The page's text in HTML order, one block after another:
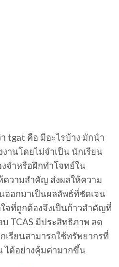
tgat คือ มีอะไรบ้าง มักนำ
งานโดยไม่จำเป็น นักเรียน
จำหรือฝึกทำโจทย์ใน
วามสำคัญ ส่งผลให้ความ
ออกมาเป็นผลลัพธ์ที่ชัดเจน
จที่ถูกต้องจึงเป็นก้าวสำคัญที่
TCAS มีประสิทธิภาพ ลด
เรียนสามารถใช้ทรัพยากรที่
ได้อย่างคุ้มค่ามากขึ้น